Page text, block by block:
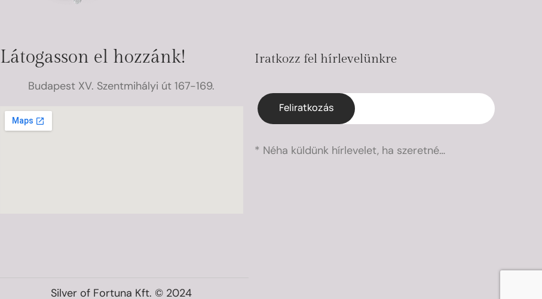
Látogasson el hozzánk!
Budapest XV. Szentmihályi út 167-169.
Iratkozz fel hírlevelünkre
Feliratkozás
* Néha küldünk hírlevelet, ha szeretné…
Silver of Fortuna Kft. © 2024